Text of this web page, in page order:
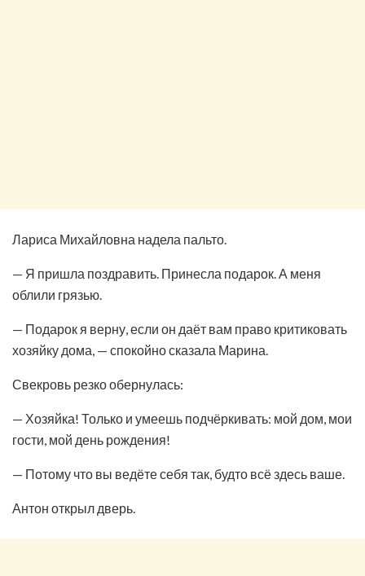
Лариса Михайловна надела пальто.
— Я пришла поздравить. Принесла подарок. А меня
облили грязью.
— Подарок я верну, если он даёт вам право критиковать
хозяйку дома, — спокойно сказала Марина.
Свекровь резко обернулась:
— Хозяйка! Только и умеешь подчёркивать: мой дом, мои
гости, мой день рождения!
— Потому что вы ведёте себя так, будто всё здесь ваше.
Антон открыл дверь.